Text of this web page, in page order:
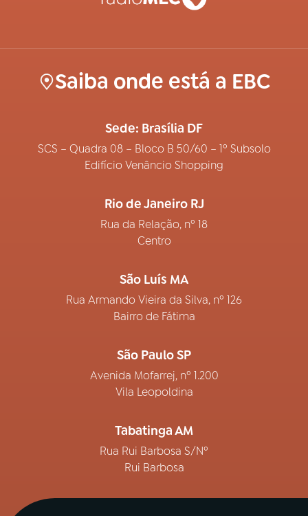
Saiba onde está a EBC
Sede: Brasília DF
SCS – Quadra 08 – Bloco B 50/60 – 1º Subsolo
Edifício Venâncio Shopping
Rio de Janeiro RJ
Rua da Relação, nº 18
Centro
São Luís MA
Rua Armando Vieira da Silva, nº 126
Bairro de Fátima
São Paulo SP
Avenida Mofarrej, nº 1.200
Vila Leopoldina
Tabatinga AM
Rua Rui Barbosa S/Nº
Rui Barbosa